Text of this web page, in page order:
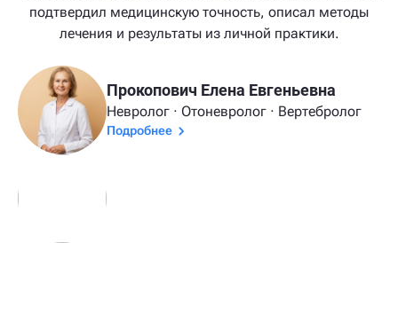
подтвердил медицинскую точность, описал методы
лечения и результаты из личной практики.
Прокопович Елена Евгеньевна
Невролог · Отоневролог · Вертебролог
Подробнее